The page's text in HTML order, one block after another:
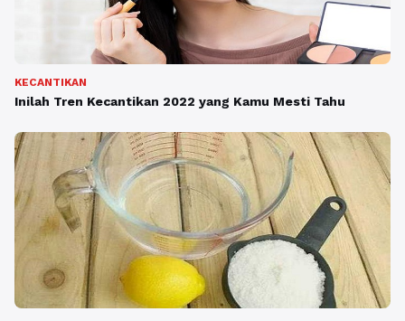
KECANTIKAN
Inilah Tren Kecantikan 2022 yang Kamu Mesti Tahu